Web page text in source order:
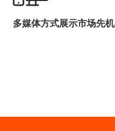
多媒体方式展示市场先机